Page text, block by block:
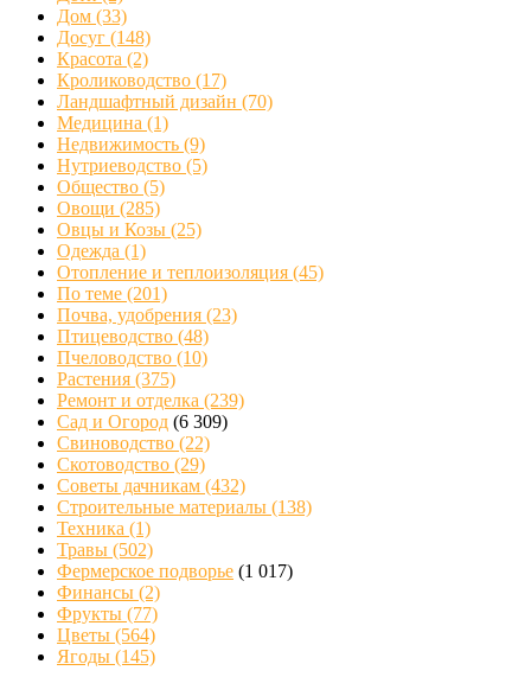
Дом (33)
Досуг (148)
Красота (2)
Кролиководство (17)
Ландшафтный дизайн (70)
Медицина (1)
Недвижимость (9)
Нутриеводство (5)
Общество (5)
Овощи (285)
Овцы и Козы (25)
Одежда (1)
Отопление и теплоизоляция (45)
По теме (201)
Почва, удобрения (23)
Птицеводство (48)
Пчеловодство (10)
Растения (375)
Ремонт и отделка (239)
Сад и Огород (6 309)
Свиноводство (22)
Скотоводство (29)
Советы дачникам (432)
Строительные материалы (138)
Техника (1)
Травы (502)
Фермерское подворье (1 017)
Финансы (2)
Фрукты (77)
Цветы (564)
Ягоды (145)